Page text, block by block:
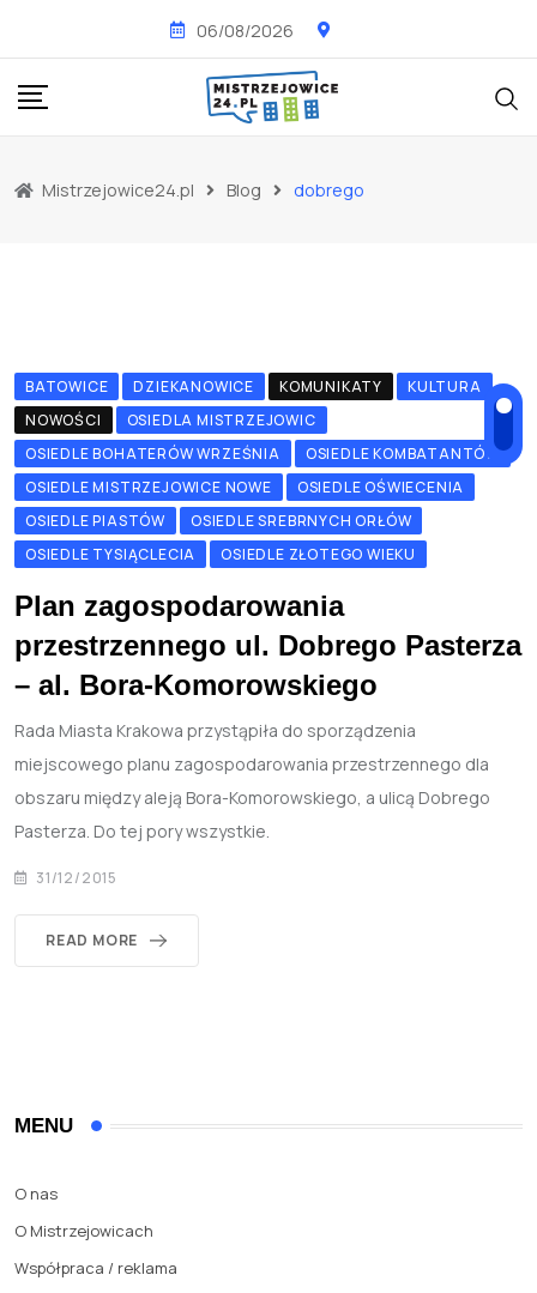
content
06/08/2026
Mistrzejowice24.pl Blog dobrego
BATOWICE DZIEKANOWICE KOMUNIKATY
KULTURA
NOWOŚCI
OSIEDLA MISTRZEJOWIC
OSIEDLE BOHATERÓW WRZEŚNIA
OSIEDLE KOMBATANTÓW
OSIEDLE MISTRZEJOWICE NOWE
OSIEDLE OŚWIECENIA
OSIEDLE PIASTÓW
OSIEDLE SREBRNYCH ORŁÓW
OSIEDLE TYSIĄCLECIA
OSIEDLE ZŁOTEGO WIEKU
Plan zagospodarowania
przestrzennego ul. Dobrego Pasterza
– al. Bora-Komorowskiego
Rada Miasta Krakowa przystąpiła do sporządzenia
miejscowego planu zagospodarowania przestrzennego dla
obszaru między aleją Bora-Komorowskiego, a ulicą Dobrego
Pasterza. Do tej pory wszystkie.
31/12/2015
READ MORE
MENU
O nas
O Mistrzejowicach
Współpraca / reklama